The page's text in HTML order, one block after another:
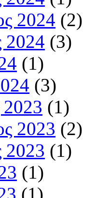
2024 (2)
2024 (3)
(1)
(3)
2023 (1)
2023 (2)
2023 (1)
(1)